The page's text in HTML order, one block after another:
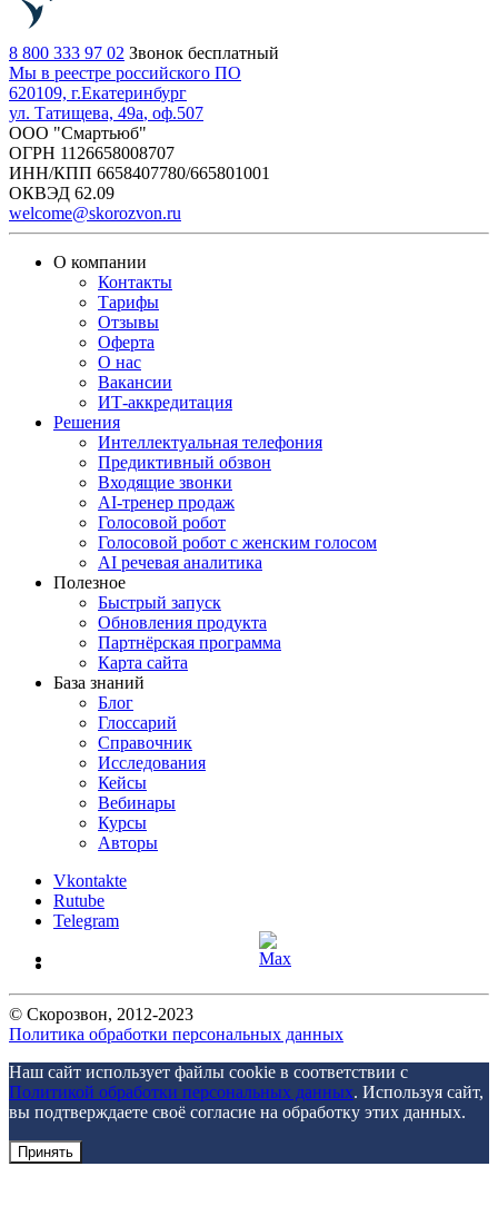
8 800 333 97 02 Звонок бесплатный
Мы в реестре российского ПО
620109, г.Екатеринбург
ул. Татищева, 49а, оф.507
ООО "Смартьюб"
ОГРН 1126658008707
ИНН/КПП 6658407780/665801001
ОКВЭД 62.09
welcome@skorozvon.ru
О компании
Контакты
Тарифы
Отзывы
Оферта
О нас
Вакансии
ИТ-аккредитация
Решения
Интеллектуальная телефония
Предиктивный обзвон
Входящие звонки
AI-тренер продаж
Голосовой робот
Голосовой робот с женским голосом
AI речевая аналитика
Полезное
Быстрый запуск
Обновления продукта
Партнёрская программа
Карта сайта
База знаний
Блог
Глоссарий
Справочник
Исследования
Кейсы
Вебинары
Курсы
Авторы
Vkontakte
Rutube
Telegram
© Скорозвон, 2012-2023
Политика обработки персональных данных
Наш сайт использует файлы cookie в соответствии с
Политикой обработки персональных данных. Используя сайт,
вы подтверждаете своё согласие на обработку этих данных.
Принять